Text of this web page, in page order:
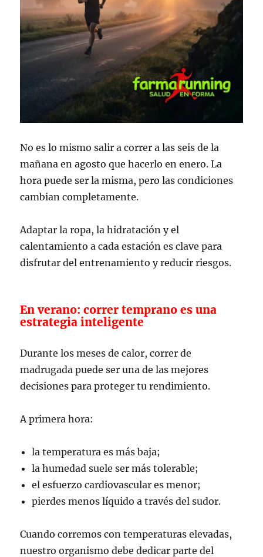
No es lo mismo salir a correr a las seis de la
mañana en agosto que hacerlo en enero. La
hora puede ser la misma, pero las condiciones
cambian completamente.
Adaptar la ropa, la hidratación y el
calentamiento a cada estación es clave para
disfrutar del entrenamiento y reducir riesgos.
En verano: correr temprano es una
estrategia inteligente
Durante los meses de calor, correr de
madrugada puede ser una de las mejores
decisiones para proteger tu rendimiento.
A primera hora:
la temperatura es más baja;
la humedad suele ser más tolerable;
el esfuerzo cardiovascular es menor;
pierdes menos líquido a través del sudor.
Cuando corremos con temperaturas elevadas,
nuestro organismo debe dedicar parte del